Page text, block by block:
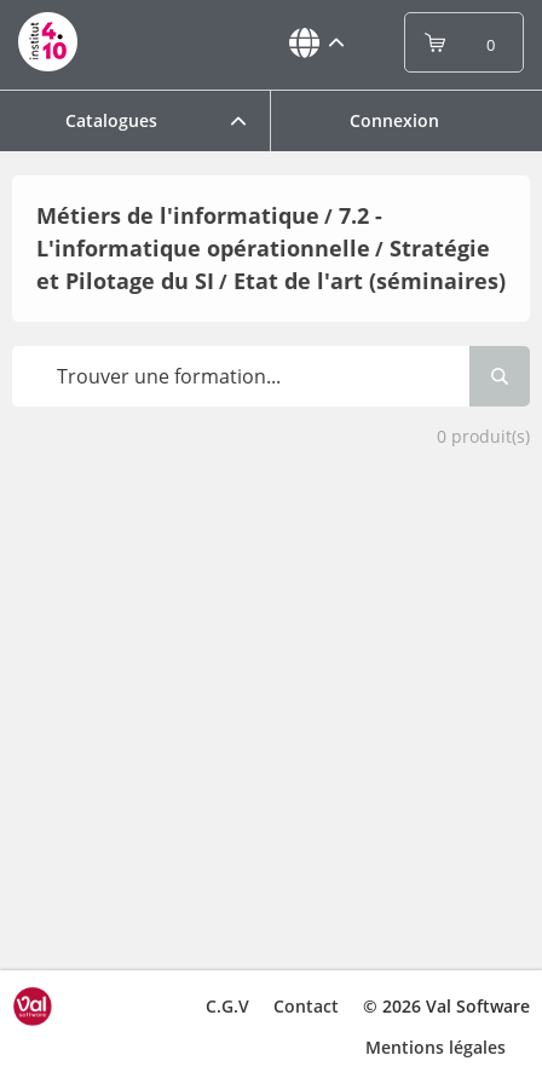
Catalogues Connexion
0
Métiers de l'informatique / 7.2 -
L'informatique opérationnelle / Stratégie
et Pilotage du SI / Etat de l'art (séminaires)
0 produit(s)
© 2026 Val Software
Contact
C.G.V
Mentions légales